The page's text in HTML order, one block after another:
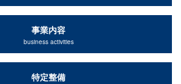
事業内容
business activities
特定整備